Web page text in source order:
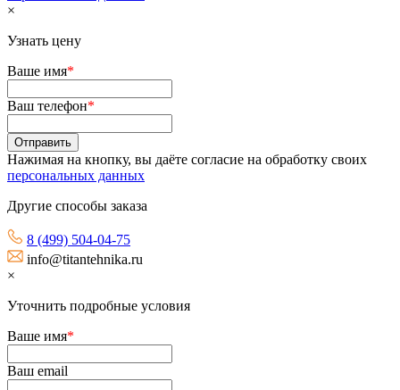
×
Узнать цену
Ваше имя*
Ваш телефон*
Нажимая на кнопку, вы даёте согласие на обработку своих
персональных данных
Другие способы заказа
8 (499) 504-04-75
info@titantehnika.ru
×
Уточнить подробные условия
Ваше имя*
Ваш email